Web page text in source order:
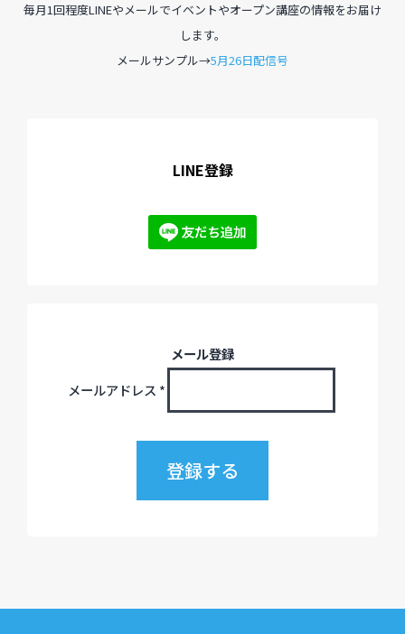
毎月1回程度LINEやメールでイベントやオープン講座の情報をお届け
します。
メールサンプル→5月26日配信号
LINE登録
メール登録
メールアドレス *